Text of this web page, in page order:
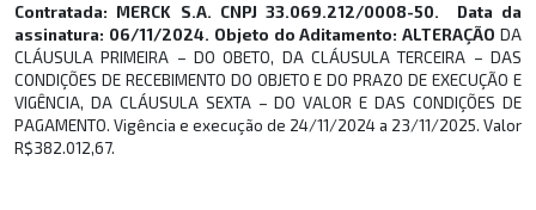
Contratada: MERCK S.A. CNPJ 33.069.212/0008-50. Data da
assinatura: 06/11/2024. Objeto do Aditamento: ALTERAÇÃO DA
CLÁUSULA PRIMEIRA – DO OBETO, DA CLÁUSULA TERCEIRA – DAS
CONDIÇÕES DE RECEBIMENTO DO OBJETO E DO PRAZO DE EXECUÇÃO E
VIGÊNCIA, DA CLÁUSULA SEXTA – DO VALOR E DAS CONDIÇÕES DE
PAGAMENTO. Vigência e execução de 24/11/2024 a 23/11/2025. Valor
R$382.012,67.